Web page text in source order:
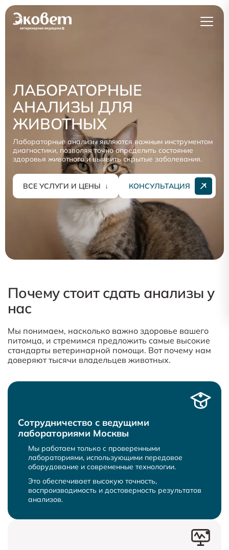
ЛАБОРАТОРНЫЕ
АНАЛИЗЫ ДЛЯ
ЖИВОТНЫХ
Лабораторные анализы являются важным инструментом
диагностики, позволяя точно определить состояние
здоровья животного и выявить скрытые заболевания.
ВСЕ УСЛУГИ И ЦЕНЫ ↓ КОНСУЛЬТАЦИЯ
Почему стоит сдать анализы у
нас
Мы понимаем, насколько важно здоровье вашего
питомца, и стремимся предложить самые высокие
стандарты ветеринарной помощи. Вот почему нам
доверяют тысячи владельцев животных.
Сотрудничество с ведущими
лабораториями Москвы
Мы работаем только с проверенными
лабораториями, использующими передовое
оборудование и современные технологии.
Это обеспечивает высокую точность,
воспроизводимость и достоверность результатов
анализов.